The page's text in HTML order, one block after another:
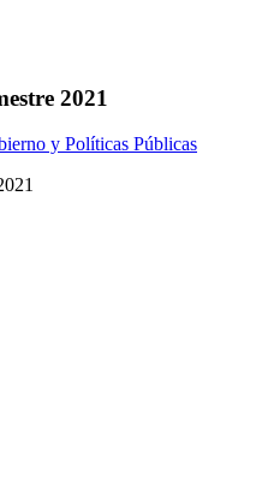
2021
y Políticas Públicas